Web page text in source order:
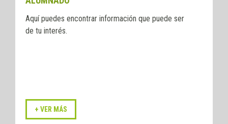
Aquí puedes encontrar información que puede ser
de tu interés.